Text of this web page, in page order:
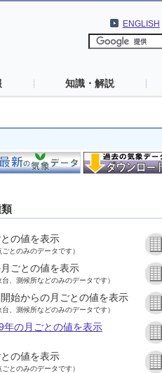
ENGLISH
知識・解説
の値を表示
ごとのみのデータです）
月ごとの値を表示
台、測候所などのみのデータです）
始からの月ごとの値を表示
台、測候所などのみのデータです）
年の月ごとの値を表示
の値を表示
ごとのみのデータです）